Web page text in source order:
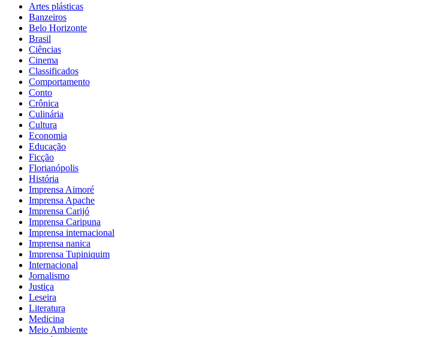
Artes plásticas
Banzeiros
Belo Horizonte
Brasil
Ciências
Cinema
Classificados
Comportamento
Conto
Crônica
Culinária
Cultura
Economia
Educação
Ficção
Florianópolis
História
Imprensa Aimoré
Imprensa Apache
Imprensa Carijó
Imprensa Caripuna
Imprensa internacional
Imprensa nanica
Imprensa Tupiniquim
Internacional
Jornalismo
Justiça
Leseira
Literatura
Medicina
Meio Ambiente